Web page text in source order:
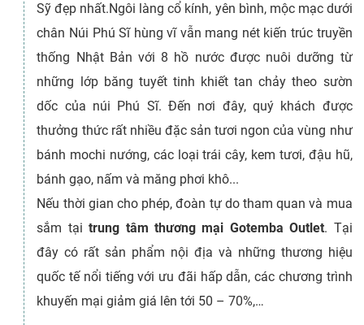
Sỹ đẹp nhất.Ngôi làng cổ kính, yên bình, mộc mạc dưới
chân Núi Phú Sĩ hùng vĩ vẫn mang nét kiến trúc truyền
thống Nhật Bản với 8 hồ nước được nuôi dưỡng từ
những lớp băng tuyết tinh khiết tan chảy theo sườn
dốc của núi Phú Sĩ. Đến nơi đây, quý khách được
thưởng thức rất nhiều đặc sản tươi ngon của vùng như
bánh mochi nướng, các loại trái cây, kem tươi, đậu hũ,
bánh gạo, nấm và măng phơi khô...
Nếu thời gian cho phép, đoàn tự do tham quan và mua
sắm tại trung tâm thương mại Gotemba Outlet. Tại
đây có rất sản phẩm nội địa và những thương hiệu
quốc tế nổi tiếng với ưu đãi hấp dẫn, các chương trình
khuyến mại giảm giá lên tới 50 – 70%,…